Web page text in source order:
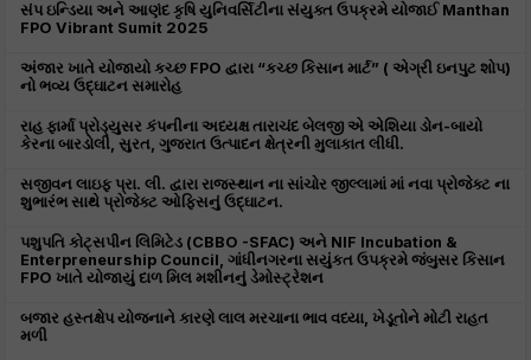
સંપ ઇન્ડિયા અને આણંદ કૃષિ યુનિવર્સિટીના સંયુક્ત ઉપક્રમે યોજાઈ Manthan
FPO Vibrant Sumit 2025
અંજાર ખાતે યોજાયો કચ્છ FPO દ્વારા “કચ્છ કિસાન માર્ટ” ( એગ્રી ઇનપુટ શોપ)
નો ભવ્ય ઉદ્ઘાટન સમારોહ
રાહ ફાર્મા પ્રોડ્યુસર કંપનીના અધ્યક્ષ તારાચંદ બેલજી એ એશિયા ડોન-બાયો
કેરના બારડોલી, સુરત, ગુજરાત ઉત્પાદન ક્ષેત્રની મુલાકાત લીધી.
સજીવન લાઇફ પ્રા. લી. દ્વારા રાજસ્થાન ના સાંચોર જીલ્લામાં માં નવા પ્રોજેક્ટ ના
શુભારંભ સાથે પ્રોજેક્ટ ઓફિસનું ઉદ્ઘાટન.
પશુપતિ કોટ્સપીન લિમિટેડ (CBBO -SFAC) અને NIF Incubation &
Enterpreneurship Council, ગાંધીનગરના સયુંકત ઉપક્રમે જંબુસર કિસાન
FPO ખાતે યોજાયું દાળ મિલ મશીનનું ડેમોસ્ટ્રેશન
બજાર હસ્તક્ષેપ યોજનાને કારણે લાલ મરચાના ભાવ વધ્યા, ખેડૂતોને મોટી રાહત
મળી